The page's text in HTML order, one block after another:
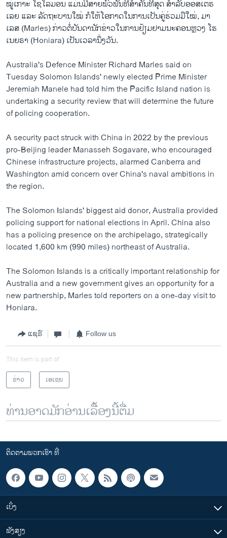
ໝູ່​ເກາະ ໂຊໂລມອນ ແມ່ນ​ມີສາຍ​ພົວ​ພັນ​ທີ່​ສຳ​ຄັນທີ່ສຸດ ​ສຳ​ລັບອອສເຕຣ
ເລຍ ແລະ ລັດ​ຖະ​ບານ​ໃໝ່​ ກໍໃຫ້​ໂອ​ກາດໃນ​ການເປັນ​ຄູ່​ຮ່ວມ​ມື​ໃໝ່, ມາ
ເລສ (Marles) ກ່າວ​ຕໍ່​ບັນ​ດາ​ນັກ​ຂ່າວ​ໃນ​ການ​ຢ້ຽມ​ຢາມນະຄອນຫຼວງ ໂຮ
ເນຍຣາ (Honiara) ເປັນ​ເວ​ລາ​ນຶ່ງ​ວັນ.
Australia's Defence Minister Richard Marles said on
Tuesday Solomon Islands' newly elected Prime Minister
Jeremiah Manele had told him the Pacific Island nation is
undertaking a security review that will determine the future
of policing cooperation.
A security pact struck with China in 2022 by the previous
pro-Beijing leader Manasseh Sogavare, who encouraged
Chinese infrastructure projects, alarmed Canberra and
Washington amid concern over China's naval ambitions in
the region.
The Solomon Islands' biggest aid donor, Australia provided
policing support for national elections in April. China also
has a policing presence on the archipelago, strategically
located 1,600 km (990 miles) northeast of Australia.
The Solomon Islands is a critically important relationship for
Australia and a new government gives an opportunity for a
new partnership, Marles told reporters on a one-day visit to
Honiara.
ແຊຣ໌ Follow us
This item is part of
ຂ່າວ
ເອເຊຍ
ທ່ານອາດມັກອ່ານເລື້ອງນີ້ຕື່ມ
ຕິດຕາມພວກເຮົາ ທີ່
ເບິ່ງ
ຟັງສຽງ